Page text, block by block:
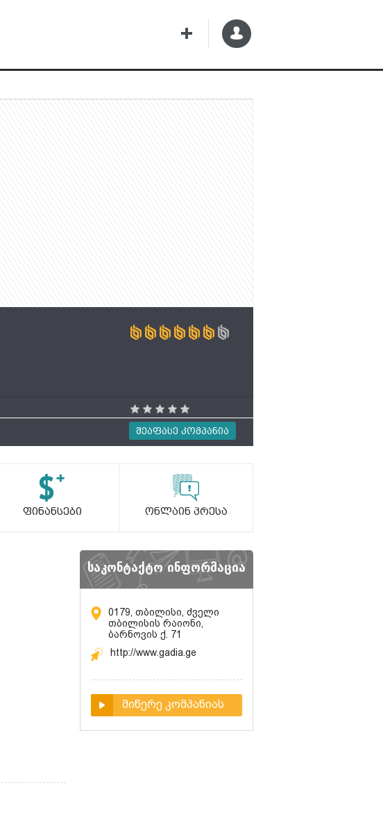
Შეაფასე Კომპანია
Ფინანსები Ონლაინ Პრესა
საკონტაქტო ინფორმაცია
0179, თბილისი, ძველი
თბილისის რაიონი,
ბარნოვის ქ. 71
http://www.gadia.ge
მიწერე კომპანიას